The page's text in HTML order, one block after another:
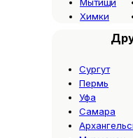
Сургут
Пермь
Уфа
Самара
Химки